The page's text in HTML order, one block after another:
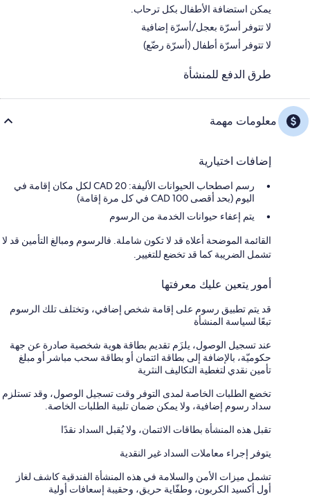
يمكن استضافة الأطفال بكل ترحاب.
لا تتوفر أسرّة بعجل/أسرّة إضافية
لا تتوفر أسرّة أطفال (أسرّة رضّع)
طرق الدفع للمنشأة
معلومات مهمة
إضافات اختيارية
رسم اصطحاب الحيوانات الأليفة: 20 CAD لكل مكان إقامة في
اليوم (بحد أقصى CAD 100 في كل مرة إقامة)
يتم إعفاء حيوانات الخدمة من الرسوم
القائمة الموضحة أعلاه قد لا تكون شاملة. فالرسوم ومبالغ التأمين قد لا
تشمل الضريبة كما قد تخضع للتغيير.
أمور يتعين عليك معرفتها
قد يتم تطبيق رسوم على إقامة شخص إضافي، وتختلف تلك الرسوم
تبعًا لسياسة المنشأة
عند تسجيل الوصول، يلزَم تقديم بطاقة هوية شخصية صادرة عن جهة
حكوميّة، بالإضافة إلى بطاقة ائتمان أو بطاقة سحب مباشر أو مبلغ
تأمين نقدي لتغطية التكاليف النثرية
تخضع الطلبات الخاصة لمدى التوفر وقت تسجيل الوصول، وقد تستلزم
سداد رسوم إضافية، ولا يمكن ضمان تلبية الطلبات الخاصة.
تقبل هذه المنشأة بطاقات الائتمان، ولا يُقبل السداد نقدًا
يتوفر إجراء معاملات السداد غير النقدية
تشمل ميزات الأمن والسلامة في هذه المنشأة الفندقية كاشف لغاز
أول أكسيد الكربون، وطفّاية حريق، وحقيبة إسعافات أولية